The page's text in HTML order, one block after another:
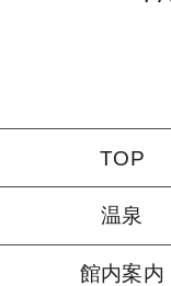
TOP
温泉
館内案内